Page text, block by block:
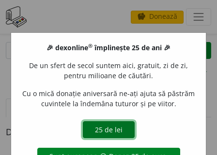
savings Donează
clear
opțiuni
definiții (1) pronunțievolume_up (19)
Definiția cu ID-ul 809695:
🎉 dexonline® împlinește 25 de ani 🎉
De un sfert de secol suntem aici, gratuit, zi de zi,
pentru milioane de căutări.
Cu o mică donație aniversară ne-ați ajuta să păstrăm
cuvintele la îndemâna tuturor și pe viitor.